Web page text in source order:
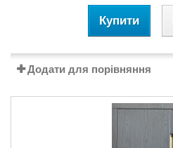
Купити
Додати для порівняння